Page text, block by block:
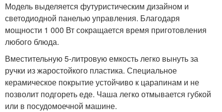
Модель выделяется футуристическим дизайном и
светодиодной панелью управления. Благодаря
мощности 1 000 Вт сокращается время приготовления
любого блюда.
Вместительную 5-литровую емкость легко вынуть за
ручки из жаростойкого пластика. Специальное
керамическое покрытие устойчиво к царапинам и не
позволит подгореть еде. Чаша легко отмывается губкой
или в посудомоечной машине.